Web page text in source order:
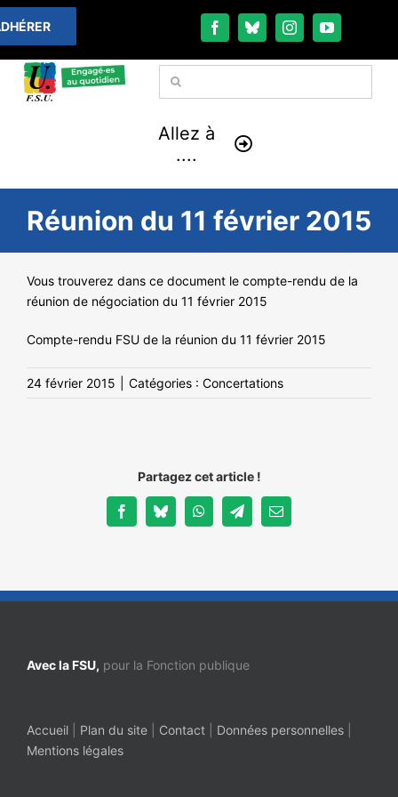
Passer
au
contenu
Rechercher:
Allez à
....
À LA UNE
THÉMATIQUES
LA VIE FÉDÉRALE
Réunion du 11 février 2015
Vous trouverez dans ce document le compte-rendu de la
réunion de négociation du 11 février 2015
Compte-rendu FSU de la réunion du 11 février 2015
24 février 2015 Catégories : Concertations
Partagez cet article !
FacebookBlueskyWhatsAppTelegramEmail
Avec la FSU, pour la Fonction publique
Accueil Plan du site Contact Données personnelles
Mentions légales